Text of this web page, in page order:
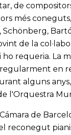
de
més
de la
requeria. La
en
alguns
l'Orquestra
de
reconegut